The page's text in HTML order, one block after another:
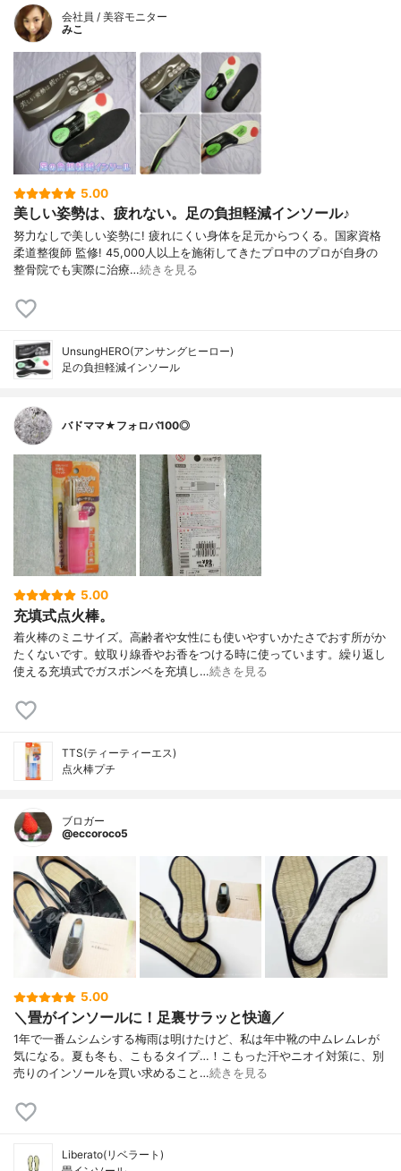
会社員 / 美容モニター
みこ
5.00
美しい姿勢は、疲れない。足の負担軽減インソール♪
努力なしで美しい姿勢に! 疲れにくい身体を足元からつくる。国家資格
柔道整復師 監修! 45,000人以上を施術してきたプロ中のプロが自身の
整骨院でも実際に治療…続きを見る
UnsungHERO(アンサングヒーロー)
足の負担軽減インソール
バドママ★フォロバ100◎
5.00
充填式点火棒。
着火棒のミニサイズ。高齢者や女性にも使いやすいかたさでおす所がか
たくないです。蚊取り線香やお香をつける時に使っています。繰り返し
使える充填式でガスボンベを充填し…続きを見る
TTS(ティーティーエス)
点火棒プチ
ブロガー
@eccoroco5
5.00
＼畳がインソールに！足裏サラッと快適／
1年で一番ムシムシする梅雨は明けたけど、私は年中靴の中ムレムレが
気になる。夏も冬も、こもるタイプ…！こもった汗やニオイ対策に、別
売りのインソールを買い求めること…続きを見る
Liberato(リベラート)